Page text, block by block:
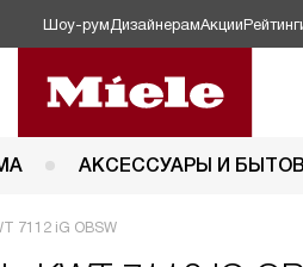
Шоу-рум ДизайнерамАкции
АКСЕССУАРЫ И
7112 iG OBSW